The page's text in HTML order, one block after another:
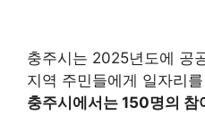
충주시는 2025년도에 공
지역 주민들에게 일자리
충주시에서는 150명의 참